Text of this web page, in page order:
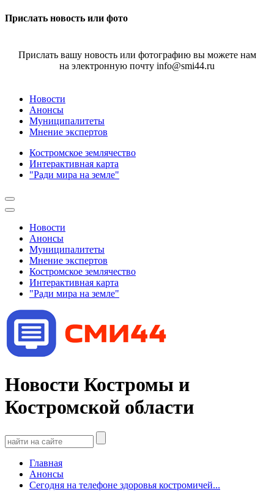
Прислать новость или фото
Прислать вашу новость или фотографию вы можете нам
на электронную почту info@smi44.ru
Новости
Анонсы
Муниципалитеты
Мнение экспертов
Костромское землячество
Интерактивная карта
"Ради мира на земле"
Новости
Анонсы
Муниципалитеты
Мнение экспертов
Костромское землячество
Интерактивная карта
"Ради мира на земле"
Новости Костромы и
Костромской области
Главная
Анонсы
Сегодня на телефоне здоровья костромичей...